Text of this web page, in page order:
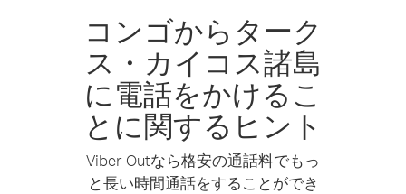
コンゴからターク
ス・カイコス諸島
に電話をかけるこ
とに関するヒント
Viber Outなら格安の通話料でもっ
と長い時間通話をすることができ